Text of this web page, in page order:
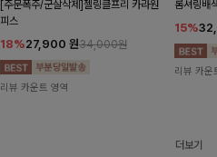
[주문폭주/군살삭제]젤링클프리 카라원
피스
18%27,900 원34,000원
리뷰 카운트 영역
롬셔링배
15%
리뷰 카운
더보기